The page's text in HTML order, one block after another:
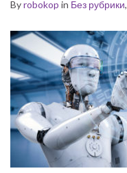
Byrobokop in Без рубрики,